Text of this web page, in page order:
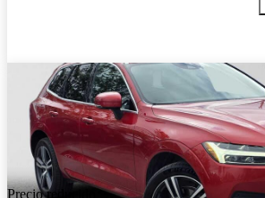
Precio reducido